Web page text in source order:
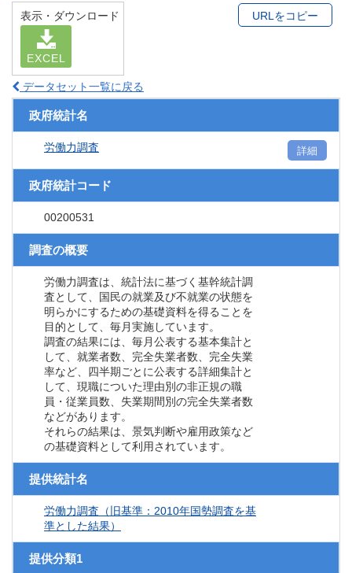
表示・ダウンロード
EXCEL
URLをコピー
データセット一覧に戻る
政府統計名
労働力調査 詳細
政府統計コード
00200531
調査の概要
労働力調査は、統計法に基づく基幹統計調
査として、国民の就業及び不就業の状態を
明らかにするための基礎資料を得ることを
目的として、毎月実施しています。
調査の結果には、毎月公表する基本集計と
して、就業者数、完全失業者数、完全失業
率など、四半期ごとに公表する詳細集計と
して、現職についた理由別の非正規の職
員・従業員数、失業期間別の完全失業者数
などがあります。
それらの結果は、景気判断や雇用政策など
の基礎資料として利用されています。
提供統計名
労働力調査（旧基準：2010年国勢調査を基
準とした結果）
提供分類1